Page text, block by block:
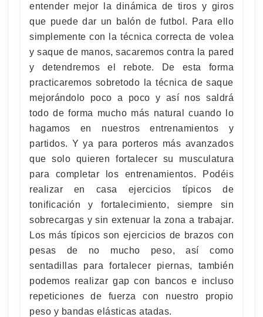
entender mejor la dinámica de tiros y giros
que puede dar un balón de futbol. Para ello
simplemente con la técnica correcta de volea
y saque de manos, sacaremos contra la pared
y detendremos el rebote. De esta forma
practicaremos sobretodo la técnica de saque
mejorándolo poco a poco y así nos saldrá
todo de forma mucho más natural cuando lo
hagamos en nuestros entrenamientos y
partidos. Y ya para porteros más avanzados
que solo quieren fortalecer su musculatura
para completar los entrenamientos. Podéis
realizar en casa ejercicios típicos de
tonificación y fortalecimiento, siempre sin
sobrecargas y sin extenuar la zona a trabajar.
Los más típicos son ejercicios de brazos con
pesas de no mucho peso, así como
sentadillas para fortalecer piernas, también
podemos realizar gap con bancos e incluso
repeticiones de fuerza con nuestro propio
peso y bandas elásticas atadas.